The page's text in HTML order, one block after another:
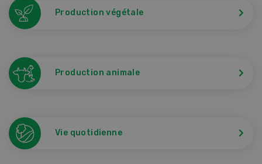
Production végétale
Production animale
Vie quotidienne